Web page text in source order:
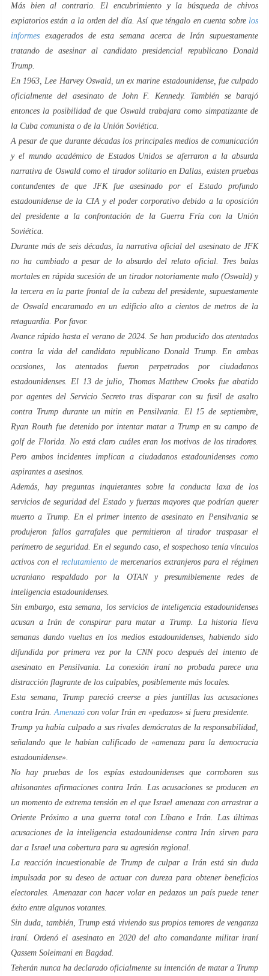
Más bien al contrario. El encubrimiento y la búsqueda de chivos
expiatorios están a la orden del día. Así que téngalo en cuenta sobre los
informes exagerados de esta semana acerca de Irán supuestamente
tratando de asesinar al candidato presidencial republicano Donald
Trump.
En 1963, Lee Harvey Oswald, un ex marine estadounidense, fue culpado
oficialmente del asesinato de John F. Kennedy. También se barajó
entonces la posibilidad de que Oswald trabajara como simpatizante de
la Cuba comunista o de la Unión Soviética.
A pesar de que durante décadas los principales medios de comunicación
y el mundo académico de Estados Unidos se aferraron a la absurda
narrativa de Oswald como el tirador solitario en Dallas, existen pruebas
contundentes de que JFK fue asesinado por el Estado profundo
estadounidense de la CIA y el poder corporativo debido a la oposición
del presidente a la confrontación de la Guerra Fría con la Unión
Soviética.
Durante más de seis décadas, la narrativa oficial del asesinato de JFK
no ha cambiado a pesar de lo absurdo del relato oficial. Tres balas
mortales en rápida sucesión de un tirador notoriamente malo (Oswald) y
la tercera en la parte frontal de la cabeza del presidente, supuestamente
de Oswald encaramado en un edificio alto a cientos de metros de la
retaguardia. Por favor.
Avance rápido hasta el verano de 2024. Se han producido dos atentados
contra la vida del candidato republicano Donald Trump. En ambas
ocasiones, los atentados fueron perpetrados por ciudadanos
estadounidenses. El 13 de julio, Thomas Matthew Crooks fue abatido
por agentes del Servicio Secreto tras disparar con su fusil de asalto
contra Trump durante un mitin en Pensilvania. El 15 de septiembre,
Ryan Routh fue detenido por intentar matar a Trump en su campo de
golf de Florida. No está claro cuáles eran los motivos de los tiradores.
Pero ambos incidentes implican a ciudadanos estadounidenses como
aspirantes a asesinos.
Además, hay preguntas inquietantes sobre la conducta laxa de los
servicios de seguridad del Estado y fuerzas mayores que podrían querer
muerto a Trump. En el primer intento de asesinato en Pensilvania se
produjeron fallos garrafales que permitieron al tirador traspasar el
perímetro de seguridad. En el segundo caso, el sospechoso tenía vínculos
activos con el reclutamiento de mercenarios extranjeros para el régimen
ucraniano respaldado por la OTAN y presumiblemente redes de
inteligencia estadounidenses.
Sin embargo, esta semana, los servicios de inteligencia estadounidenses
acusan a Irán de conspirar para matar a Trump. La historia lleva
semanas dando vueltas en los medios estadounidenses, habiendo sido
difundida por primera vez por la CNN poco después del intento de
asesinato en Pensilvania. La conexión iraní no probada parece una
distracción flagrante de los culpables, posiblemente más locales.
Esta semana, Trump pareció creerse a pies juntillas las acusaciones
contra Irán. Amenazó con volar Irán en «pedazos» si fuera presidente.
Trump ya había culpado a sus rivales demócratas de la responsabilidad,
señalando que le habían calificado de «amenaza para la democracia
estadounidense».
No hay pruebas de los espías estadounidenses que corroboren sus
altisonantes afirmaciones contra Irán. Las acusaciones se producen en
un momento de extrema tensión en el que Israel amenaza con arrastrar a
Oriente Próximo a una guerra total con Líbano e Irán. Las últimas
acusaciones de la inteligencia estadounidense contra Irán sirven para
dar a Israel una cobertura para su agresión regional.
La reacción incuestionable de Trump de culpar a Irán está sin duda
impulsada por su deseo de actuar con dureza para obtener beneficios
electorales. Amenazar con hacer volar en pedazos un país puede tener
éxito entre algunos votantes.
Sin duda, también, Trump está viviendo sus propios temores de venganza
iraní. Ordenó el asesinato en 2020 del alto comandante militar iraní
Qassem Soleimani en Bagdad.
Teherán nunca ha declarado oficialmente su intención de matar a Trump